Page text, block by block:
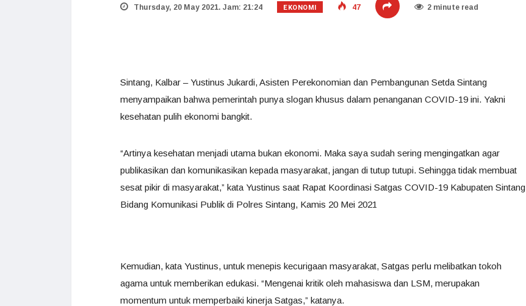
Thursday, 20 May 2021. Jam: 21:24 EKONOMI 47 2 minute read
Sintang, Kalbar – Yustinus Jukardi, Asisten Perekonomian dan Pembangunan Setda Sintang
menyampaikan bahwa pemerintah punya slogan khusus dalam penanganan COVID-19 ini. Yakni
kesehatan pulih ekonomi bangkit.
“Artinya kesehatan menjadi utama bukan ekonomi. Maka saya sudah sering mengingatkan agar
publikasikan dan komunikasikan kepada masyarakat, jangan di tutup tutupi. Sehingga tidak membuat
sesat pikir di masyarakat,” kata Yustinus saat Rapat Koordinasi Satgas COVID-19 Kabupaten Sintang
Bidang Komunikasi Publik di Polres Sintang, Kamis 20 Mei 2021
Kemudian, kata Yustinus, untuk menepis kecurigaan masyarakat, Satgas perlu melibatkan tokoh
agama untuk memberikan edukasi. “Mengenai kritik oleh mahasiswa dan LSM, merupakan
momentum untuk memperbaiki kinerja Satgas,” katanya.